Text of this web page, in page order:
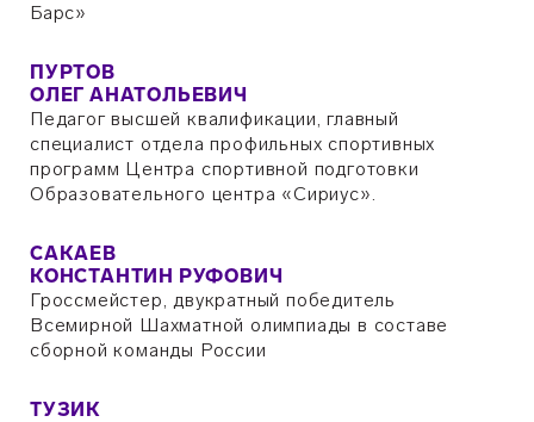
Барс»
ПУРТОВ
ОЛЕГ АНАТОЛЬЕВИЧ
Педагог высшей квалификации, главный
специалист отдела профильных спортивных
программ Центра спортивной подготовки
Образовательного центра «Сириус».
САКАЕВ
КОНСТАНТИН РУФОВИЧ
Гроссмейстер, двукратный победитель
Всемирной Шахматной олимпиады в составе
сборной команды России
ТУЗИК